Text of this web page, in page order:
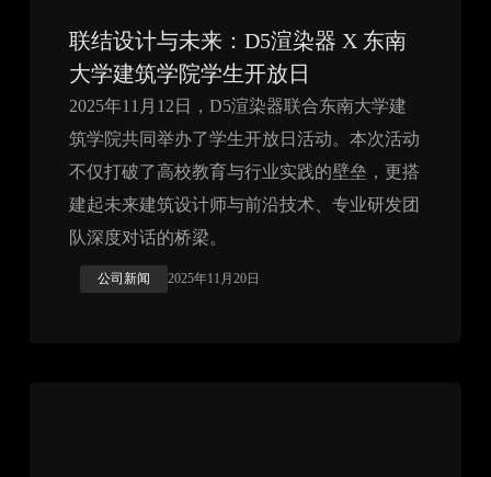
联结设计与未来：D5渲染器 X 东南
大学建筑学院学生开放日
2025年11月12日，D5渲染器联合东南大学建
筑学院共同举办了学生开放日活动。本次活动
不仅打破了高校教育与行业实践的壁垒，更搭
建起未来建筑设计师与前沿技术、专业研发团
队深度对话的桥梁。
公司新闻 2025年11月20日